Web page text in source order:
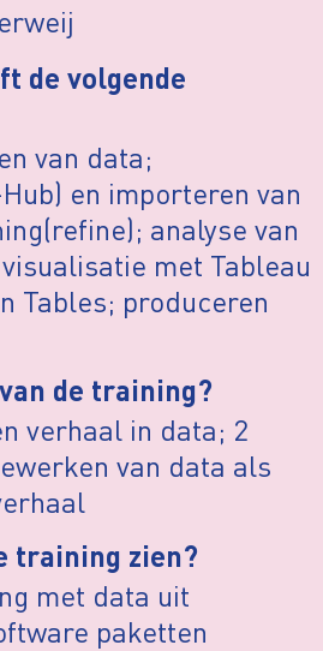
de volgende
van data;
en importeren van
analyse van
met Tableau
Tables; produceren
de training?
verhaal in data; 2
van data als
training zien?
met data uit
paketten